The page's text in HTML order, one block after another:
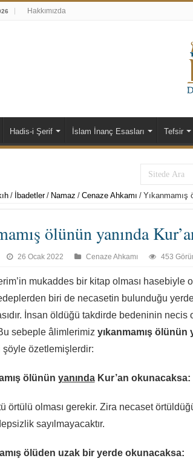
Hakkımızda
Hadis-i Şerif İslam İnanç Esasları Tefsir
/ İbadetler / Namaz / Cenaze Ahkamı / Yıkanmamış
ölünün yanında
26 Ocak 2022 Cenaze Ahkamı 453
mukaddes bir kitap olması hasebiyle
biri de necasetin bulunduğu yerde
İnsan öldüğü takdirde bedeninin necis
sebeple âlimlerimiz yıkanmamış ölünün
şöyle özetlemişlerdir:
ölünün yanındaKur’an okunacaksa:
örtülü olması gerekir. Zira necaset
sayılmayacaktır.
ölüden uzak bir yerde okunacaksa: